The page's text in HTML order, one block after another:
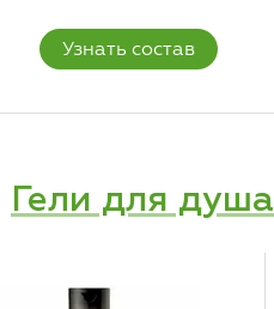
Узнать состав
Гели для душа